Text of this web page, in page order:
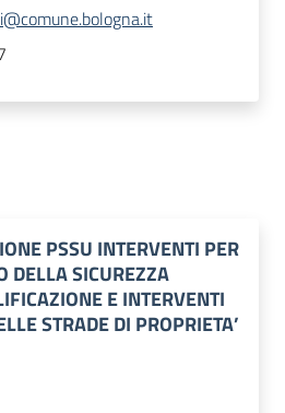
PSSU INTERVENTI PER
DELLA SICUREZZA
E INTERVENTI
STRADE DI PROPRIETA’